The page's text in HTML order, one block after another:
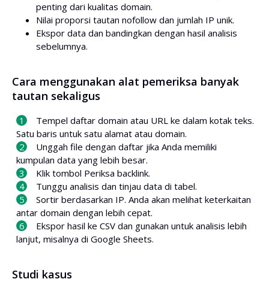
penting dari kualitas domain.
Nilai proporsi tautan nofollow dan jumlah IP unik.
Ekspor data dan bandingkan dengan hasil analisis
sebelumnya.
Cara menggunakan alat pemeriksa banyak
tautan sekaligus
Tempel daftar domain atau URL ke dalam kotak teks.
Satu baris untuk satu alamat atau domain.
Unggah file dengan daftar jika Anda memiliki
kumpulan data yang lebih besar.
Klik tombol Periksa backlink.
Tunggu analisis dan tinjau data di tabel.
Sortir berdasarkan IP. Anda akan melihat keterkaitan
antar domain dengan lebih cepat.
Ekspor hasil ke CSV dan gunakan untuk analisis lebih
lanjut, misalnya di Google Sheets.
Studi kasus